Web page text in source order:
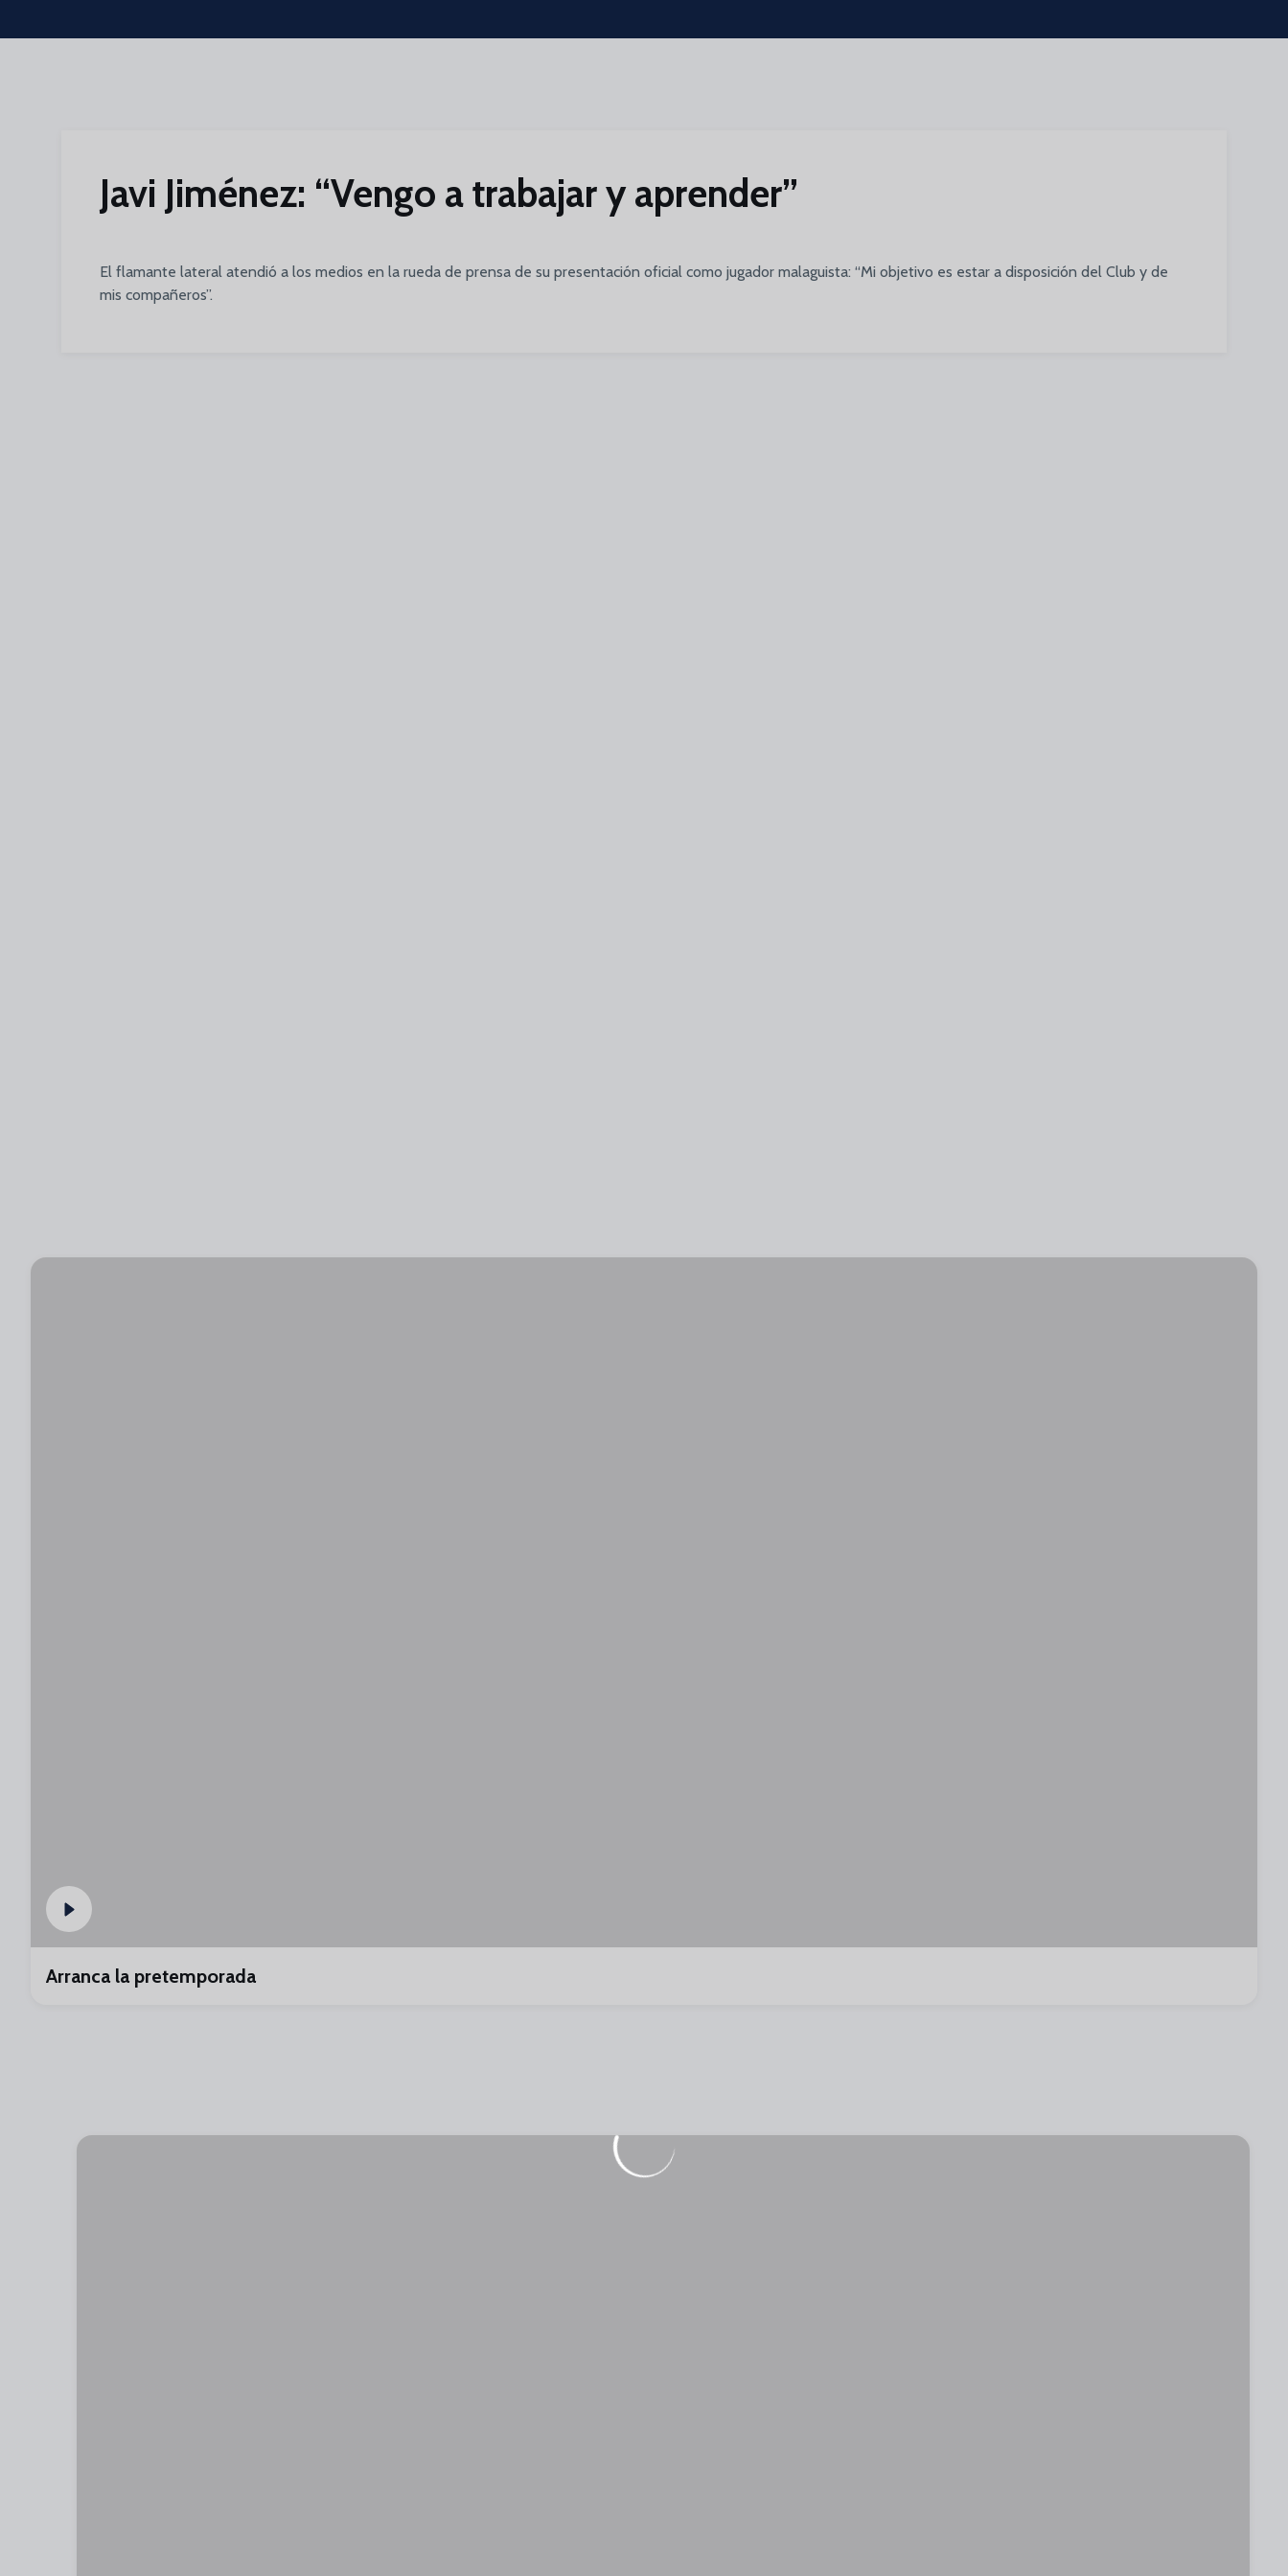
Skip to main content
Javi Jiménez: “Vengo a trabajar y aprender”
El flamante lateral atendió a los medios en la rueda de prensa de su presentación oficial como jugador malaguista: “Mi objetivo es estar a disposición del Club y de
mis compañeros”.
Arranca la pretemporada